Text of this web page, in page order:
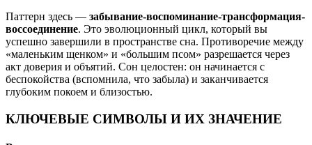
Паттерн здесь — забывание-воспоминание-трансформация-
воссоединение. Это эволюционный цикл, который вы
успешно завершили в пространстве сна. Противоречие между
«маленьким щенком» и «большим псом» разрешается через
акт доверия и объятий. Сон целостен: он начинается с
беспокойства (вспомнила, что забыла) и заканчивается
глубоким покоем и близостью.
КЛЮЧЕВЫЕ СИМВОЛЫ И ИХ ЗНАЧЕНИЕ